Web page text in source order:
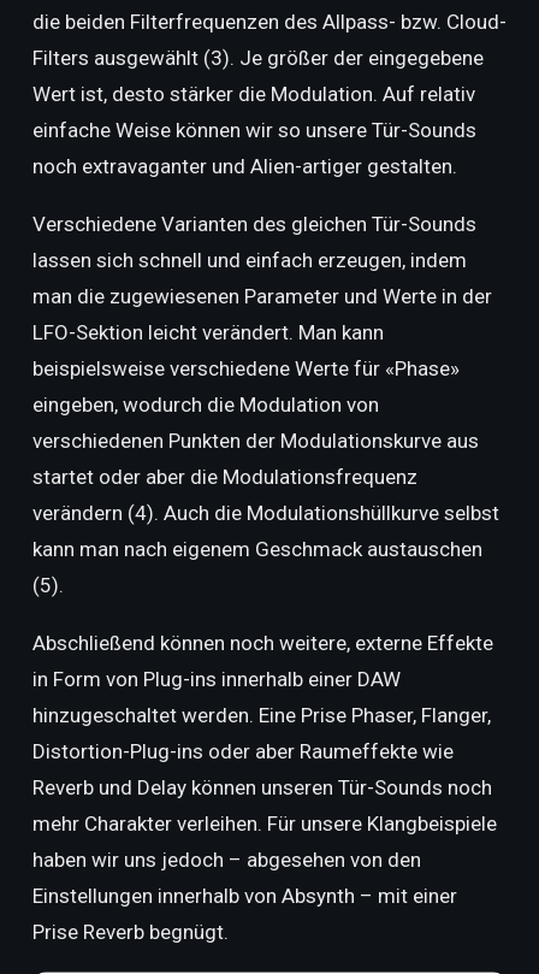
die beiden Filterfrequenzen des Allpass- bzw. Cloud-
Filters ausgewählt (3). Je größer der eingegebene
Wert ist, desto stärker die Modulation. Auf relativ
einfache Weise können wir so unsere Tür-Sounds
noch extravaganter und Alien-artiger gestalten.
Verschiedene Varianten des gleichen Tür-Sounds
lassen sich schnell und einfach erzeugen, indem
man die zugewiesenen Parameter und Werte in der
LFO-Sektion leicht verändert. Man kann
beispielsweise verschiedene Werte für «Phase»
eingeben, wodurch die Modulation von
verschiedenen Punkten der Modulationskurve aus
startet oder aber die Modulationsfrequenz
verändern (4). Auch die Modulationshüllkurve selbst
kann man nach eigenem Geschmack austauschen
(5).
Abschließend können noch weitere, externe Effekte
in Form von Plug-ins innerhalb einer DAW
hinzugeschaltet werden. Eine Prise Phaser, Flanger,
Distortion-Plug-ins oder aber Raumeffekte wie
Reverb und Delay können unseren Tür-Sounds noch
mehr Charakter verleihen. Für unsere Klangbeispiele
haben wir uns jedoch – abgesehen von den
Einstellungen innerhalb von Absynth – mit einer
Prise Reverb begnügt.